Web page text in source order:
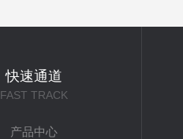
快速通道
FAST TRACK
产品中心